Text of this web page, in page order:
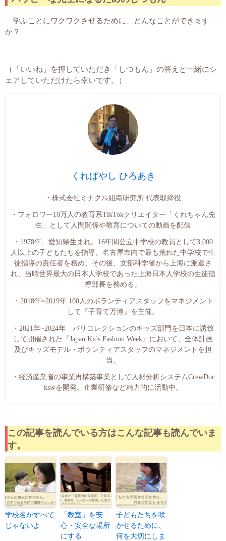
学ぶことにワクワクさせるために、どんなことができます
か？
（「いいね」を押していただき「しつもん」の答えと一緒にシ
ェアしていただけたら幸いです。）
くればやし ひろあき
・株式会社ミナクル組織研究所 代表取締役
・フォロワー10万人の教育系TikTokクリエイター「くれちゃん先
生」として人間関係や教育についての動画を配信
・1978年、愛知県生まれ。16年間公立中学校の教員として3,000
人以上の子どもたちを指導。名古屋市内で最も荒れた中学校で生
徒指導の責任者を務め、その後、文部科学省から上海に派遣さ
れ、当時世界最大の日本人学校であった上海日本人学校の生徒指
導部長を務める。
・2018年~2019年 100人のボランティアスタッフをマネジメント
して『子育て万博』を主催。
・2021年~2024年 パリコレクションのキッズ部門を日本に誘致
して開催された『Japan Kids Fashion Week』において、全体計画
及びキッズモデル・ボランティアスタッフのマネジメントを担
当。
・経済産業省の事業再構築事業として人材分析システムCrewDoc
ks®︎を開発。企業研修など精力的に活動中。
この記事を読んでいる方はこんな記事も読んでいま
す。
学校名がすべて
じゃないよ
「教室」を安
心・安全な場所
にする
子どもたちを咲
かせるために、
何を大切にしま